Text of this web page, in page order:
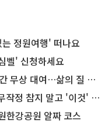
정원여행' 떠나요
벨' 신청하세요
대여…삶의 질 높인다
지 말고 '이것' 해보세요!
한강공원 알짜 코스